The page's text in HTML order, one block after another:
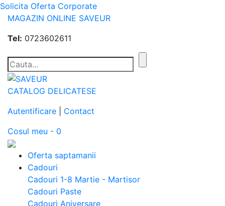
Solicita Oferta Corporate
MAGAZIN ONLINE SAVEUR
Tel: 0723602611
CATALOG DELICATESE
Autentificare
Contact
Cosul meu - 0
Oferta saptamanii
Cadouri
Cadouri 1-8 Martie - Martisor
Cadouri Paste
Cadouri Aniversare